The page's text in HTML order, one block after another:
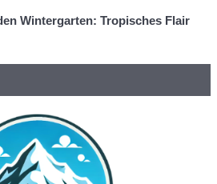
Wintergarten: Tropisches Flair